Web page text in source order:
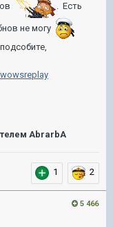
. Есть
не могу
AbrarbA
1 2
5 466